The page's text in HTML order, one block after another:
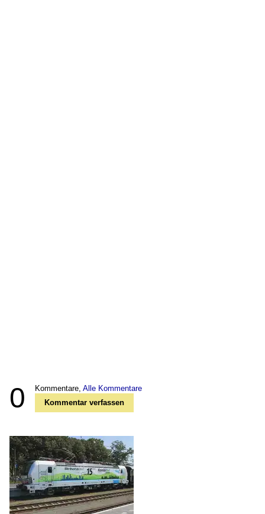
0 Kommentare, Alle Kommentare
Kommentar verfassen